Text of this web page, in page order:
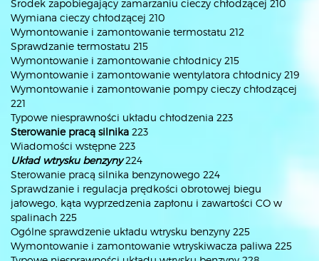
Środek zapobiegający zamarzaniu cieczy chłodzącej 210
Wymiana cieczy chłodzącej 210
Wymontowanie i zamontowanie termostatu 212
Sprawdzanie termostatu 215
Wymontowanie i zamontowanie chłodnicy 215
Wymontowanie i zamontowanie wentylatora chłodnicy 219
Wymontowanie i zamontowanie pompy cieczy chłodzącej
221
Typowe niesprawności układu chłodzenia 223
Sterowanie pracą silnika 223
Wiadomości wstępne 223
Układ wtrysku benzyny224
Sterowanie pracą silnika benzynowego 224
Sprawdzanie i regulacja prędkości obrotowej biegu
jałowego, kąta wyprzedzenia zapłonu i zawartości CO w
spalinach 225
Ogólne sprawdzenie układu wtrysku benzyny 225
Wymontowanie i zamontowanie wtryskiwacza paliwa 225